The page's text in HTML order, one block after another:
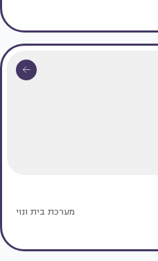
מערכת בית ונוי